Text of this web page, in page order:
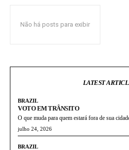
Não há posts para exibir
LATEST
BRAZIL
VOTO EM TRÂNSITO
O que muda para quem estará fora de sua
julho 24, 2026
BRAZIL